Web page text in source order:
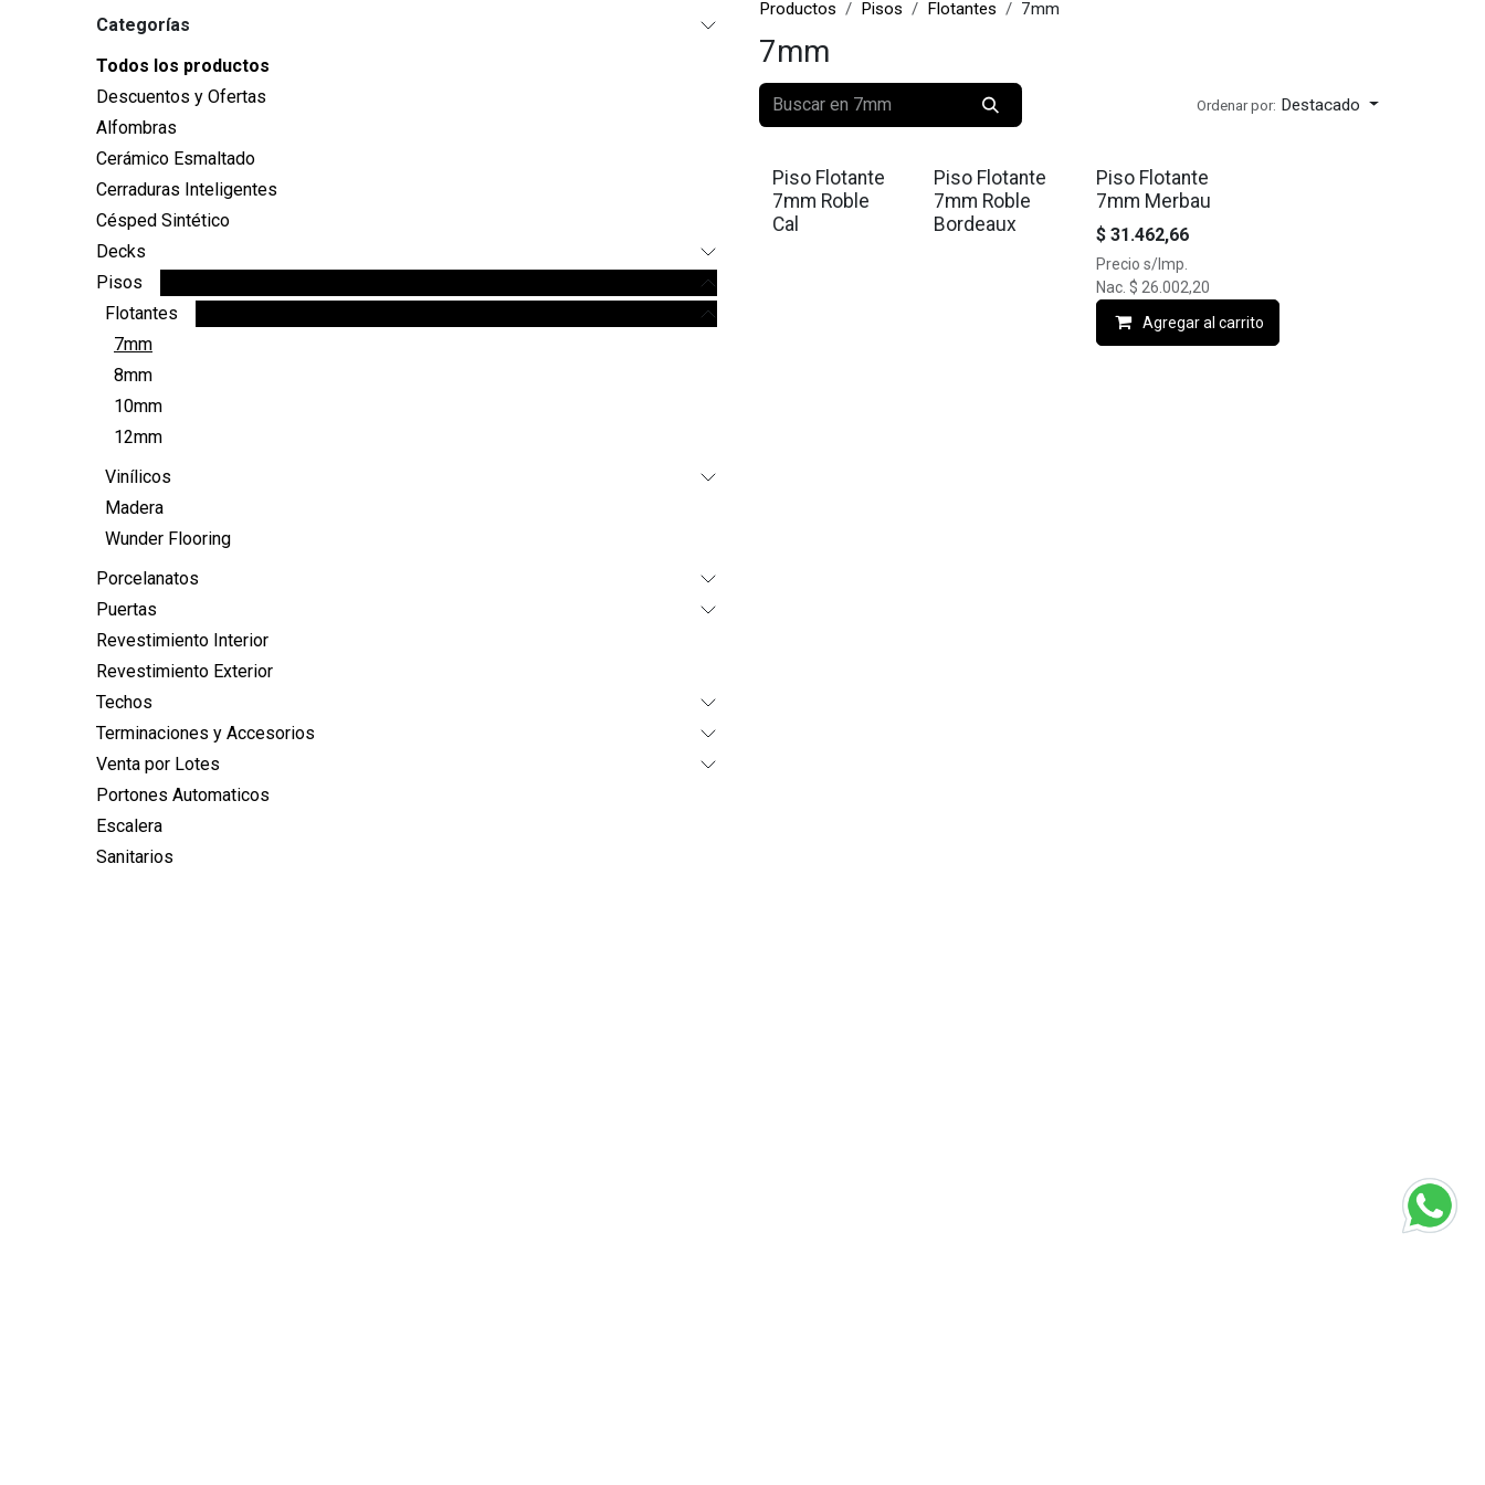
Categorías
Todos los productos
Descuentos y Ofertas
Alfombras
Cerámico Esmaltado
Cerraduras Inteligentes
Césped Sintético
Decks
Pisos
Flotantes
7mm
8mm
10mm
12mm
Vinílicos
Madera
Wunder Flooring
Porcelanatos
Puertas
Revestimiento Interior
Revestimiento Exterior
Techos
Terminaciones y Accesorios
Venta por Lotes
Portones Automaticos
Escalera
Sanitarios
Productos Pisos Flotantes 7mm
7mm
Ordenar por: Destacado
Piso Flotante
7mm Roble
Cal
Piso Flotante
7mm Roble
Bordeaux
Piso Flotante
7mm Merbau
$ 31.462,66
Precio s/Imp.
Nac. $ 26.002,20
Agregar al carrito